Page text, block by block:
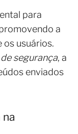
para
a
usuários.
segurança, a
enviados